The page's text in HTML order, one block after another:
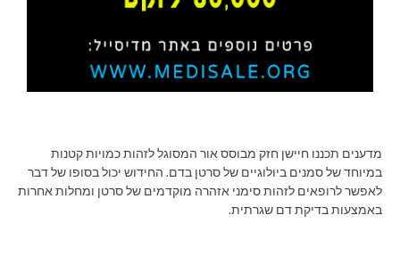
מדענים תכננו חיישן חזק מבוסס אור המסוגל לזהות כמויות קטנות
במיוחד של סמנים ביולוגיים של סרטן בדם. החידוש יכול בסופו של דבר
לאפשר לרופאים לזהות סימני אזהרה מוקדמים של סרטן ומחלות אחרות
באמצעות בדיקת דם שגרתית.